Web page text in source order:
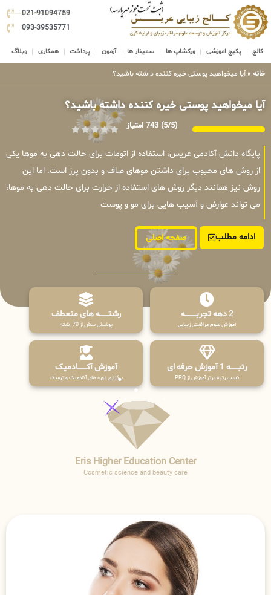
021-91094759
093-39535771
کالج پکیج اموزشی ورکشاپ ها سمینار ها آزمون پرداخت همکاری وبلاگ
خانه »آیا میخواهید پوستی خیره کننده داشته باشید؟
آیا میخواهید پوستی خیره کننده داشته باشید؟
(5/5) 743 امتیاز
پایگاه دانش آکادمی عریس، استفاده از اتومات برای حالت دهی به موها یکی
از روش های محبوب برای داشتن موهای صاف و بدون پرز است. اما این
روش نیز همانند دیگر روش های استفاده از حرارت برای حالت دهی به موها،
می تواند عوارض و آسیب هایی برای مو و پوست
ادامه مطلب صفحه اصلی
2 دهه تجربـــــــــه
آموزش علوم مراقبتی زیبایی
رشتـــــــه های منعطف
پوشش بیش از 70 رشته
رتبــــــه 1 آموزش حرفه ای
کسب رتبه برتر آموزش از PPQ
آموزش آکـــــــادمیک
برگزاری دوره های آکادمیک و ترمیک
Eris Higher Education Center
Cosmetic science and beauty care